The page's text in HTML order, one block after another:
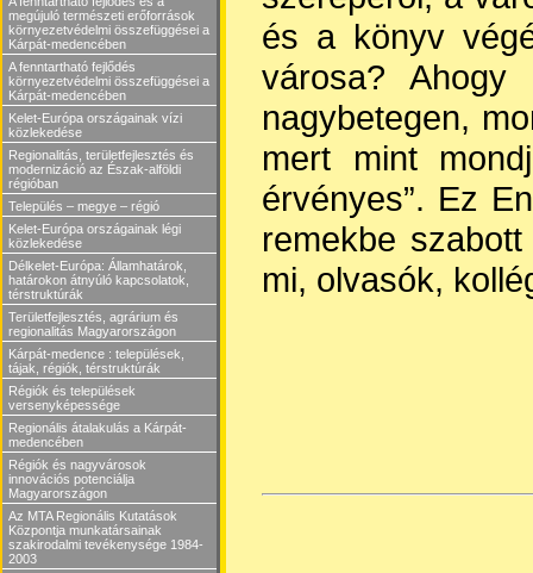
megújuló természeti erőforrások
környezetvédelmi összefüggései a
Kárpát-medencében
A fenntartható fejlődés
környezetvédelmi összefüggései a
Kárpát-medencében
Kelet-Európa országainak vízi
közlekedése
Regionalitás, területfejlesztés és
modernizáció az Észak-alföldi
régióban
Település – megye – régió
Kelet-Európa országainak légi
közlekedése
Délkelet-Európa: Államhatárok,
határokon átnyúló kapcsolatok,
térstruktúrák
Területfejlesztés, agrárium és
regionalitás Magyarországon
Kárpát-medence : települések,
tájak, régiók, térstruktúrák
Régiók és települések
versenyképessége
Regionális átalakulás a Kárpát-
medencében
Régiók és nagyvárosok
innovációs potenciálja
Magyarországon
Az MTA Regionális Kutatások
Központja munkatársainak
szakirodalmi tevékenysége 1984-
2003
és a könyv
városa?
nagybetegen,
mert mint
érvényes”. Ez
remekbe
mi, olvasók,